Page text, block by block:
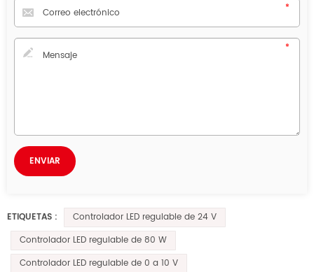
ETIQUETAS :
Controlador LED regulable de 24 V
Controlador LED regulable de 80 W
Controlador LED regulable de 0 a 10 V